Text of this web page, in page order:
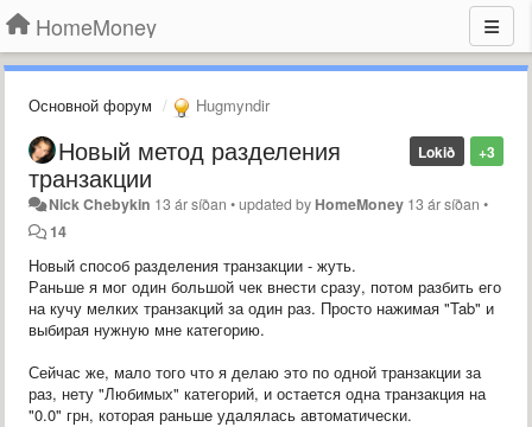
HomeMoney
Основной форум Hugmyndir
+3
Lokið
Новый метод разделения
транзакции
Nick Chebykin 13 ár síðan •updated by HomeMoney 13 ár síðan •
14
Новый способ разделения транзакции - жуть.
Раньше я мог один большой чек внести сразу, потом разбить его
на кучу мелких транзакций за один раз. Просто нажимая "Tab" и
выбирая нужную мне категорию.
Сейчас же, мало того что я делаю это по одной транзакции за
раз, нету "Любимых" категорий, и остается одна транзакция на
"0.0" грн, которая раньше удалялась автоматически.